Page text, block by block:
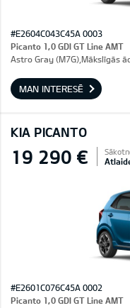
#E2604C043C45A 0003
Picanto 1,0 GDI GT Line AMT
Astro Gray (M7G),Mākslīgās
MAN INTERESĒ
KIA PICANTO
19 290 €
#E2601C076C45A 0002
Picanto 1,0 GDI GT Line AMT